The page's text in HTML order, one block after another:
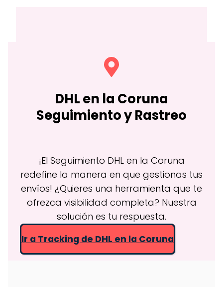
DHL en la Coruna
Seguimiento y Rastreo
¡El Seguimiento DHL en la Coruna
redefine la manera en que gestionas tus
envíos! ¿Quieres una herramienta que te
ofrezca visibilidad completa? Nuestra
solución es tu respuesta.
Ir a Tracking de DHL en la Coruna